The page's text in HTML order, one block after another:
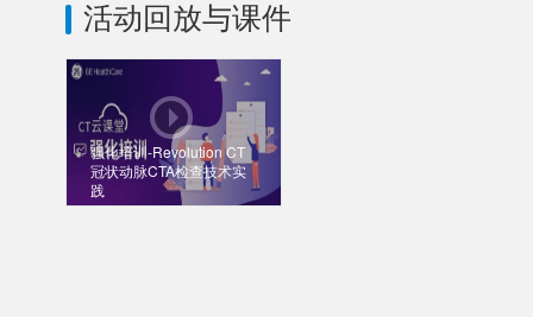
活动回放与课件
强化培训-Revolution CT
冠状动脉CTA检查技术实
践